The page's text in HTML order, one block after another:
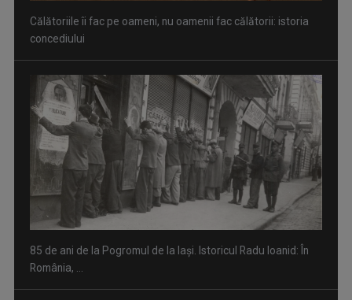
Călătoriile îi fac pe oameni, nu oamenii fac călătorii: istoria
concediului
85 de ani de la Pogromul de la Iași. Istoricul Radu Ioanid: În
România, ...